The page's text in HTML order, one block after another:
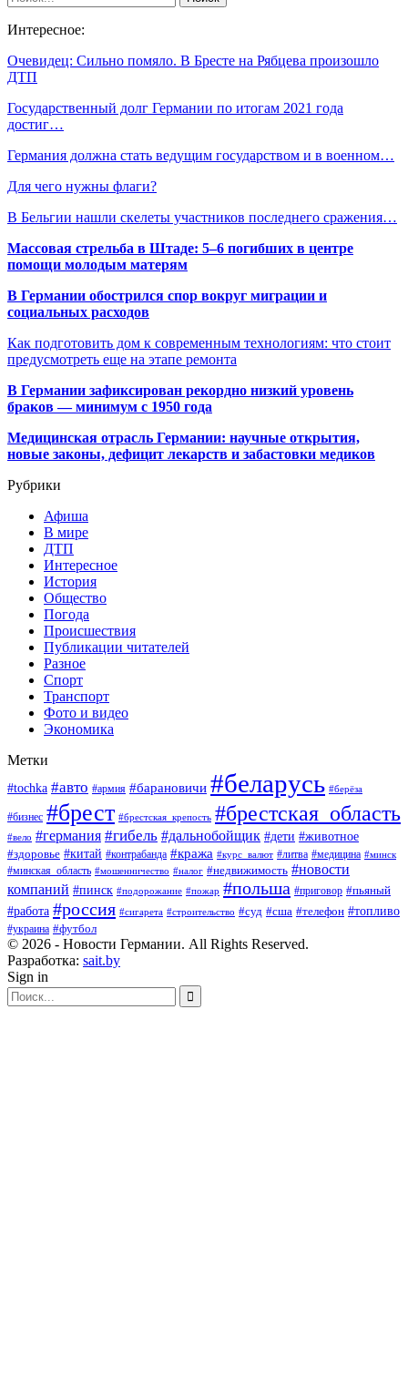
Интересное:
Очевидец: Сильно помяло. В Бресте на Рябцева произошло
ДТП
Государственный долг Германии по итогам 2021 года
достиг…
Германия должна стать ведущим государством и в военном…
Для чего нужны флаги?
В Бельгии нашли скелеты участников последнего сражения…
Массовая стрельба в Штаде: 5–6 погибших в центре
помощи молодым матерям
В Германии обострился спор вокруг миграции и
социальных расходов
Как подготовить дом к современным технологиям: что стоит
предусмотреть еще на этапе ремонта
В Германии зафиксирован рекордно низкий уровень
браков — минимум с 1950 года
Медицинская отрасль Германии: научные открытия,
новые законы, дефицит лекарств и забастовки медиков
Рубрики
Афиша
В мире
ДТП
Интересное
История
Общество
Погода
Происшествия
Публикации читателей
Разное
Спорт
Транспорт
Фото и видео
Экономика
Метки
#tochka #авто #армия #барановичи #беларусь #берёза
#бизнес #брест #брестская_крепость #брестская_область
#вело #германия #гибель #дальнобойщик #дети #животное
#здоровье #китай #контрабанда #кража #курс_валют #литва #медицина #минск
#минская_область #мошенничество #налог #недвижимость #новости
компаний #пинск #подорожание #пожар #польша #приговор #пьяный
#работа #россия #сигарета #строительство #суд #сша #телефон #топливо
#украина #футбол
© 2026 - Новости Германии. All Rights Reserved.
Разработка: sait.by
Sign in